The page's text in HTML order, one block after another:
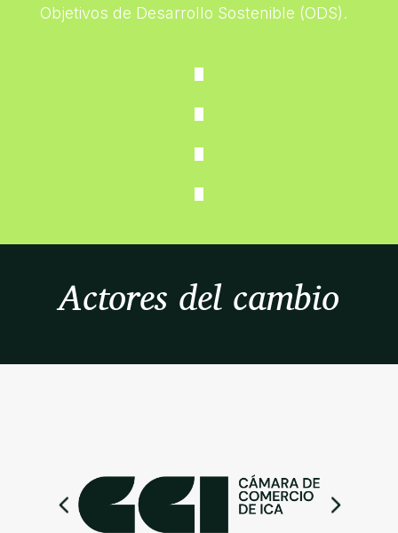
Objetivos de Desarrollo Sostenible (ODS).
Actores del cambio